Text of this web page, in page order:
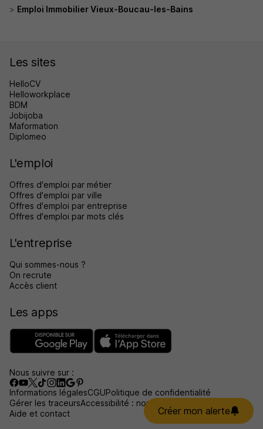
Créer mon alerte
Emploi Immobilier Vieux-Boucau-les-Bains
Les sites
HelloCV
Helloworkplace
BDM
Jobijoba
Maformation
Diplomeo
L'emploi
Offres d'emploi par métier
Offres d'emploi par ville
Offres d'emploi par entreprise
Offres d'emploi par mots clés
L'entreprise
Qui sommes-nous ?
On recrute
Accès client
Les apps
Nous suivre sur :
Informations légalesCGUPolitique de confidentialité
Gérer les traceursAccessibilité : non conforme
Aide et contact